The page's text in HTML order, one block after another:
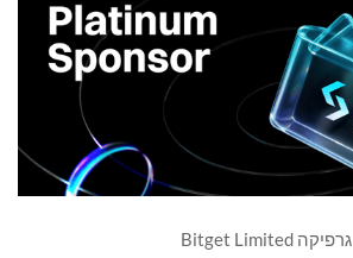
גרפיקה Bitget Limited